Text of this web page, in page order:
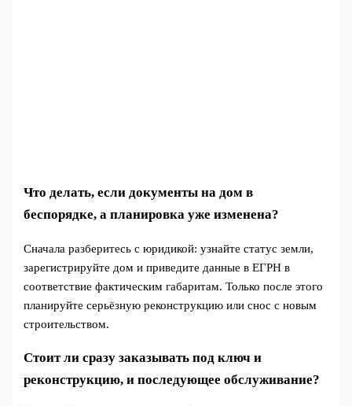
Что делать, если документы на дом в
беспорядке, а планировка уже изменена?
Сначала разберитесь с юридикой: узнайте статус земли,
зарегистрируйте дом и приведите данные в ЕГРН в
соответствие фактическим габаритам. Только после этого
планируйте серьёзную реконструкцию или снос с новым
строительством.
Стоит ли сразу заказывать под ключ и
реконструкцию, и последующее обслуживание?